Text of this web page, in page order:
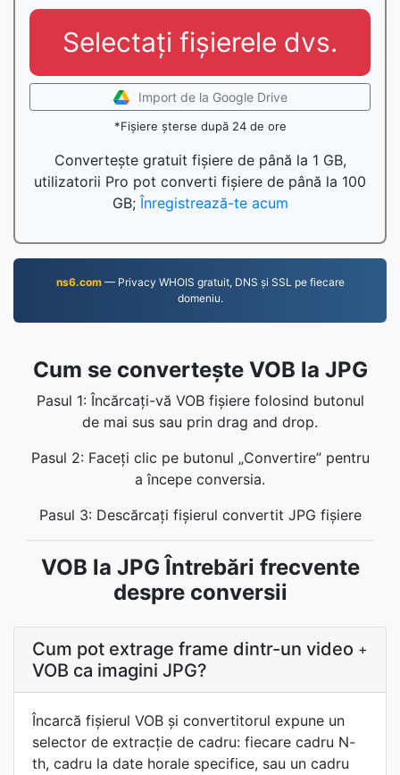
Selectați fișierele dvs.
Import de la Google Drive
*Fișiere șterse după 24 de ore
Convertește gratuit fișiere de până la 1 GB,
utilizatorii Pro pot converti fișiere de până la 100
GB;Înregistrează-te acum
ns6.com— Privacy WHOIS gratuit, DNS și SSL pe fiecare
domeniu.
Cum se convertește VOB la JPG
Pasul 1: Încărcați-vă VOB fișiere folosind butonul
de mai sus sau prin drag and drop.
Pasul 2: Faceți clic pe butonul „Convertire” pentru
a începe conversia.
Pasul 3: Descărcați fișierul convertit JPG fișiere
VOB la JPG Întrebări frecvente
despre conversii
Cum pot extrage frame dintr-un video
VOB ca imagini JPG?
+
Încarcă fișierul VOB și convertitorul expune un
selector de extracție de cadru: fiecare cadru N-
th, cadru la date horale specifice, sau un cadru